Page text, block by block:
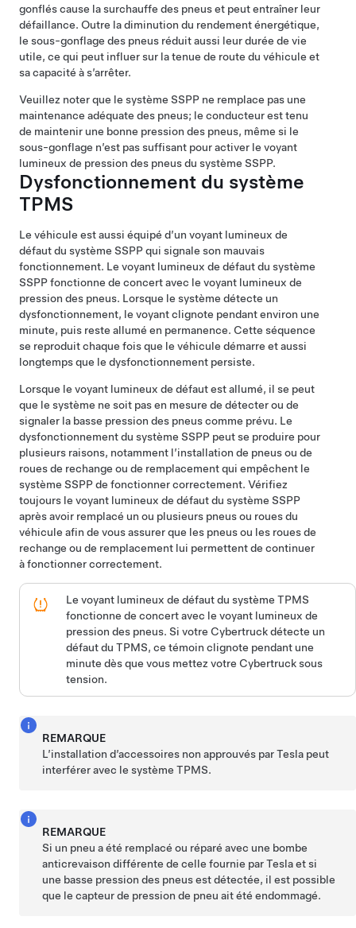
gonflés cause la surchauffe des pneus et peut entraîner leur
défaillance. Outre la diminution du rendement énergétique,
le sous-gonflage des pneus réduit aussi leur durée de vie
utile, ce qui peut influer sur la tenue de route du véhicule et
sa capacité à s’arrêter.
Veuillez noter que le système SSPP ne remplace pas une
maintenance adéquate des pneus; le conducteur est tenu
de maintenir une bonne pression des pneus, même si le
sous-gonflage n’est pas suffisant pour activer le voyant
lumineux de pression des pneus du système SSPP.
Dysfonctionnement du système
TPMS
Le véhicule est aussi équipé d’un voyant lumineux de
défaut du système SSPP qui signale son mauvais
fonctionnement. Le voyant lumineux de défaut du système
SSPP fonctionne de concert avec le voyant lumineux de
pression des pneus. Lorsque le système détecte un
dysfonctionnement, le voyant clignote pendant environ une
minute, puis reste allumé en permanence. Cette séquence
se reproduit chaque fois que le véhicule démarre et aussi
longtemps que le dysfonctionnement persiste.
Lorsque le voyant lumineux de défaut est allumé, il se peut
que le système ne soit pas en mesure de détecter ou de
signaler la basse pression des pneus comme prévu. Le
dysfonctionnement du système SSPP peut se produire pour
plusieurs raisons, notamment l’installation de pneus ou de
roues de rechange ou de remplacement qui empêchent le
système SSPP de fonctionner correctement. Vérifiez
toujours le voyant lumineux de défaut du système SSPP
après avoir remplacé un ou plusieurs pneus ou roues du
véhicule afin de vous assurer que les pneus ou les roues de
rechange ou de remplacement lui permettent de continuer
à fonctionner correctement.
Le voyant lumineux de défaut du système TPMS
fonctionne de concert avec le voyant lumineux de
pression des pneus. Si votre Cybertruckdétecte un
défaut du TPMS, ce témoin clignote pendant une
minute dès que vous mettez votre Cybertrucksous
tension.
REMARQUE
L’installation d’accessoires non approuvés par Tesla peut
interférer avec le système TPMS.
REMARQUE
Si un pneu a été remplacé ou réparé avec une bombe
anticrevaison différente de celle fournie par Tesla et si
une basse pression des pneus est détectée, il est possible
que le capteur de pression de pneu ait été endommagé.